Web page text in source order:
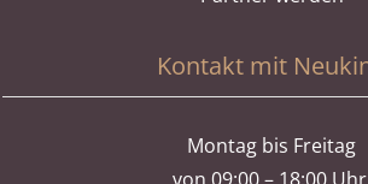
Kontakt mit
Montag bis Freitag